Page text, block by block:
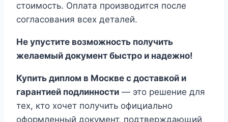
стоимость. Оплата производится после
согласования всех деталей.
Не упустите возможность получить
желаемый документ быстро и надежно!
Купить диплом в Москве с доставкой и
гарантией подлинности — это решение для
тех, кто хочет получить официально
оформленный документ, подтверждающий